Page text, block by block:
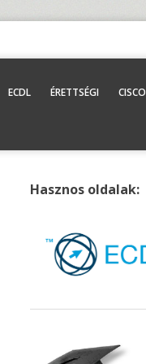
ECDL ÉRETTSÉGI CISCO
Hasznos oldalak: